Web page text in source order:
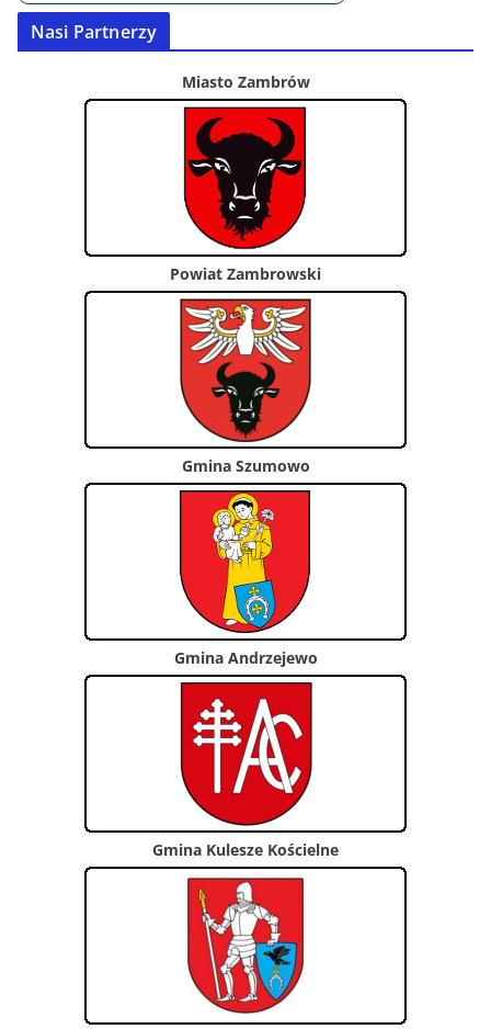
Nasi Partnerzy
Miasto Zambrów
Powiat Zambrowski
Gmina Szumowo
Gmina Andrzejewo
Gmina Kulesze Kościelne